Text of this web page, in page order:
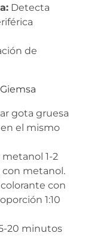
Detecta
de
gota gruesa
el mismo
1-2
con metanol.
con
1:10
20 minutos